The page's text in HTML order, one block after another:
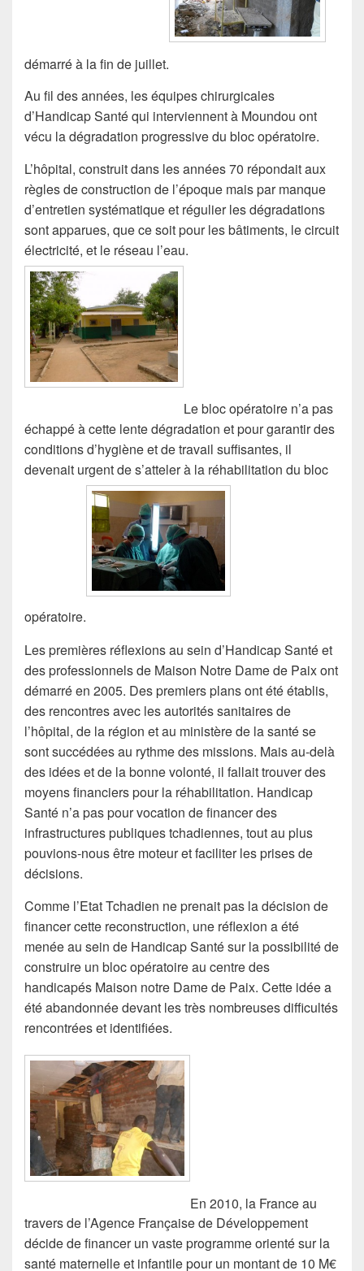
démarré à la fin de juillet.
Au fil des années, les équipes chirurgicales
d’Handicap Santé qui interviennent à Moundou ont
vécu la dégradation progressive du bloc opératoire.
L’hôpital, construit dans les années 70 répondait aux
règles de construction de l’époque mais par manque
d’entretien systématique et régulier les dégradations
sont apparues, que ce soit pour les bâtiments, le circuit
électricité, et le réseau l’eau.
Le bloc opératoire n’a pas
échappé à cette lente dégradation et pour garantir des
conditions d’hygiène et de travail suffisantes, il
devenait urgent de s’atteler à la réhabilitation du bloc
opératoire.
Les premières réflexions au sein d’Handicap Santé et
des professionnels de Maison Notre Dame de Paix ont
démarré en 2005. Des premiers plans ont été établis,
des rencontres avec les autorités sanitaires de
l’hôpital, de la région et au ministère de la santé se
sont succédées au rythme des missions. Mais au-delà
des idées et de la bonne volonté, il fallait trouver des
moyens financiers pour la réhabilitation. Handicap
Santé n’a pas pour vocation de financer des
infrastructures publiques tchadiennes, tout au plus
pouvions-nous être moteur et faciliter les prises de
décisions.
Comme l’Etat Tchadien ne prenait pas la décision de
financer cette reconstruction, une réflexion a été
menée au sein de Handicap Santé sur la possibilité de
construire un bloc opératoire au centre des
handicapés Maison notre Dame de Paix. Cette idée a
été abandonnée devant les très nombreuses difficultés
rencontrées et identifiées.
En 2010, la France au
travers de l’Agence Française de Développement
décide de financer un vaste programme orienté sur la
santé maternelle et infantile pour un montant de 10 M€